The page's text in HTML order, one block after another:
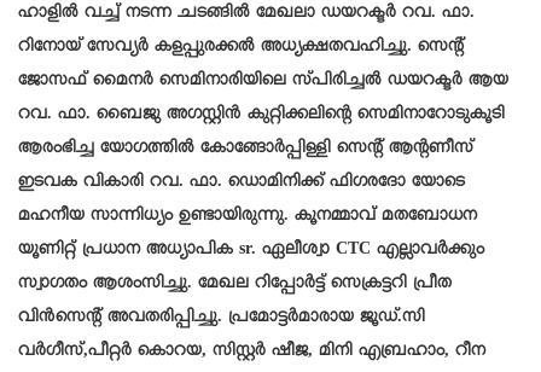
ഹാളിൽ വച്ച് നടന്ന ചടങ്ങിൽ മേഖലാ ഡയറക്ടർ റവ. ഫാ.
റിനോയ് സേവ്യർ കളപ്പുരക്കൽ അധ്യക്ഷതവഹിച്ചു. സെന്റ്
ജോസഫ് മൈനർ സെമിനാരിയിലെ സ്പിരിച്ചൽ ഡയറക്ടർ ആയ
റവ. ഫാ. ബൈജു അഗസ്റ്റിൻ കുറ്റിക്കലിന്റെ സെമിനാറോടുകൂടി
ആരംഭിച്ച യോഗത്തിൽ കോങ്ങോർപ്പിള്ളി സെന്റ് ആന്റണീസ്
ഇടവക വികാരി റവ. ഫാ. ഡൊമിനിക്ക് ഫിഗരദോ യോടെ
മഹനീയ സാന്നിധ്യം ഉണ്ടായിരുന്നു. കൂനമ്മാവ് മതബോധന
യൂണിറ്റ് പ്രധാന അധ്യാപിക sr. ഏലീശ്വാ CTC എല്ലാവർക്കും
സ്വാഗതം ആശംസിച്ചു. മേഖല റിപ്പോർട്ട്‌ സെക്രട്ടറി പ്രീത
വിൻസെന്റ് അവതരിപ്പിച്ചു. പ്രമോട്ടർമാരായ ജൂഡ്.സി
വർഗീസ്,പീറ്റർ കൊറയ, സിസ്റ്റർ ഷീജ, മിനി എബ്രഹാം, റീന